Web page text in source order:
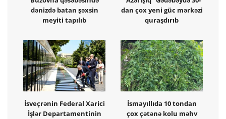
dənizdə batan şəxsin
meyiti tapılıb
dan çox yeni güc mərkəzi
quraşdırıb
İsveçrənin Federal Xarici
İşlər Departamentinin
İsmayıllıda 10 tondan
çox çətənə kolu məhv